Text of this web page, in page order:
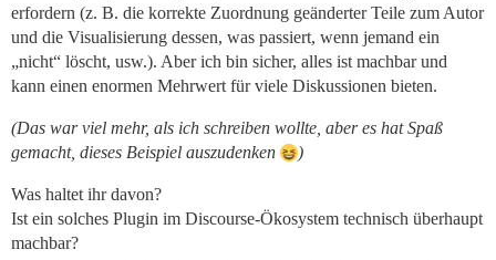
erfordern (z. B. die korrekte Zuordnung geänderter Teile zum Autor
und die Visualisierung dessen, was passiert, wenn jemand ein
„nicht“ löscht, usw.). Aber ich bin sicher, alles ist machbar und
kann einen enormen Mehrwert für viele Diskussionen bieten.
(Das war viel mehr, als ich schreiben wollte, aber es hat Spaß
gemacht, dieses Beispiel auszudenken
)
Was haltet ihr davon?
Ist ein solches Plugin im Discourse-Ökosystem technisch überhaupt
machbar?